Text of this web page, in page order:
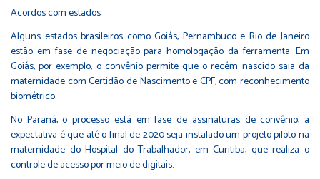
Acordos com estados
Alguns estados brasileiros como Goiás, Pernambuco e Rio de Janeiro
estão em fase de negociação para homologação da ferramenta. Em
Goiás, por exemplo, o convênio permite que o recém nascido saia da
maternidade com Certidão de Nascimento e CPF, com reconhecimento
biométrico.
No Paraná, o processo está em fase de assinaturas de convênio, a
expectativa é que até o final de 2020 seja instalado um projeto piloto na
maternidade do Hospital do Trabalhador, em Curitiba, que realiza o
controle de acesso por meio de digitais.